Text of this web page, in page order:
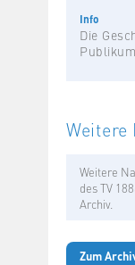
Info
Die
Weitere
Weitere
des TV
Archiv.
Zum